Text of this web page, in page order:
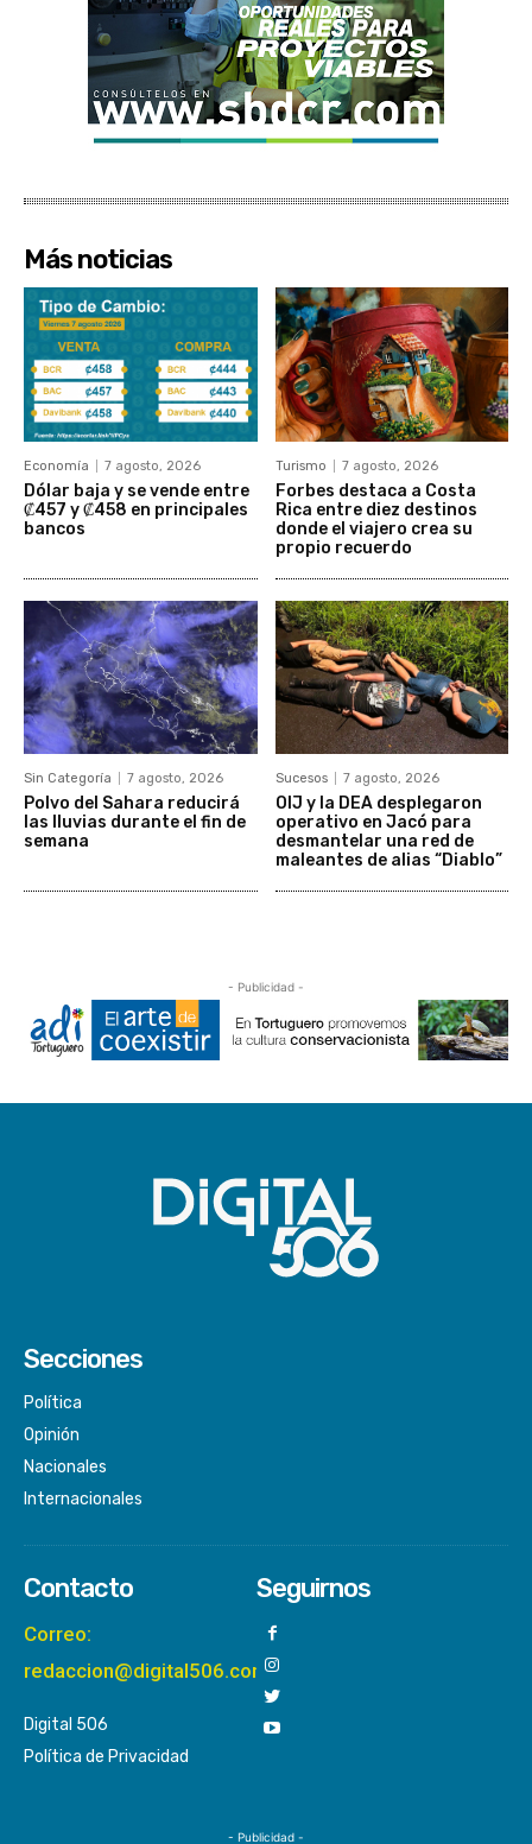
Más noticias
Economía 7 agosto, 2026
Dólar baja y se vende entre
₡457 y ₡458 en principales
bancos
Turismo 7 agosto, 2026
Forbes destaca a Costa
Rica entre diez destinos
donde el viajero crea su
propio recuerdo
Sin Categoría 7 agosto, 2026
Polvo del Sahara reducirá
las lluvias durante el fin de
semana
Sucesos 7 agosto, 2026
OIJ y la DEA desplegaron
operativo en Jacó para
desmantelar una red de
maleantes de alias “Diablo”
- Publicidad -
Secciones
Política
Opinión
Nacionales
Internacionales
Contacto
Correo:
redaccion@digital506.com
Digital 506
Política de Privacidad
Seguirnos
- Publicidad -